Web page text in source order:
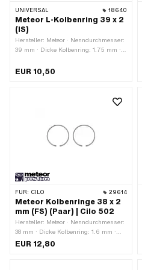
UNIVERSAL 18640
Meteor L-Kolbenring 39 x 2
(IS)
Hersteller: Meteor · Nenndurchmesser:
39 mm · Dicke Kolbenring: 1.75 mm ·
Kolbenringstoss: Innensicherung (IS) ·
Höhe: 2 mm
EUR 10,50
FÜR: CILO 29614
Meteor Kolbenringe 38 x 2
mm (FS) (Paar) | Cilo 502
Hersteller: Meteor · Nenndurchmesser:
38 mm · Dicke Kolbenring: 1.6 mm ·
Kolbenringform: Rechteck-Ring ·
Kolbenringstoss: Flankensicherung
EUR 12,80